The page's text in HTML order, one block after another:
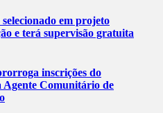
em projeto
e terá supervisão gratuita
inscrições do
Agente Comunitário de